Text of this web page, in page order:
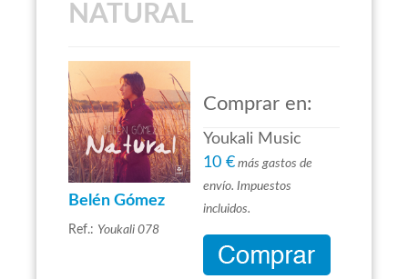
NATURAL
Belén Gómez
Ref.: Youkali 078
Comprar en:
Youkali Music
10 € más gastos de
envío. Impuestos
incluidos.